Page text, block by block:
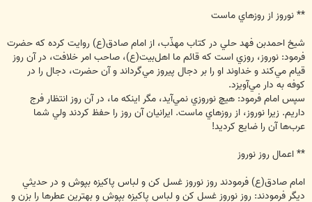
** نوروز از روزهاي ماست
شيخ احمدبن فهد حلي در كتاب مهذّب، از امام صادق‌(ع) روايت كرده كه حضرت
فرمود: نوروز، روزي است كه قائم ما اهل‌بيت‌(ع)، صاحب امر خلافت، در آن روز
قيام مي‌كند و خداوند او را بر دجال پيروز مي‌گرداند و آن حضرت، دجال را در
كوفه به دار مي‌آويزد.
سپس امام فرمود: هيچ نوروزي نمي‌آيد، مگر اينكه ما، در آن روز انتظار فرج
داريم. زيرا نوروز، از روزهاي ماست. ايرانيان آن روز را حفظ كردند ولي شما
عرب‌ها آن را ضايع كرديد!
** اعمال روز نوروز
امام صادق‌(ع) فرمودند روز نوروز غسل كن و لباس پاكيزه بپوش و در حديثي
ديگر فرمودند: روز نوروز غسل كن و لباس پاكيزه بپوش و بهترين عطرها را بزن و